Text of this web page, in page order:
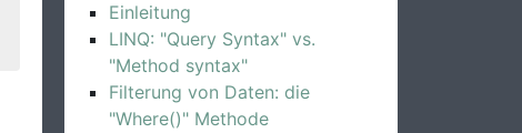
Einleitung
LINQ: "Query Syntax" vs.
"Method syntax"
Filterung von Daten: die
"Where()" Methode